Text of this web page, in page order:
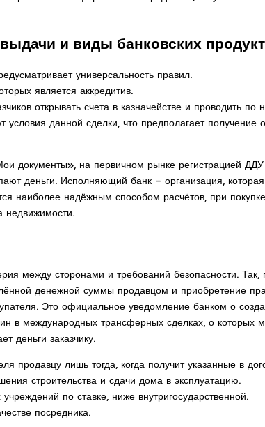
и виды банковских
универсальность правил.
является аккредитив.
открывать счета в казначействе и проводить по
условия данной сделки, что предполагает
документы», на первичном рынке регистрацией
деньги. Исполняющий банк – организация,
наиболее надёжным способом расчётов, при
недвижимости.
между сторонами и требований безопасности.
денежной суммы продавцом и приобретение
Это официальное уведомление банком о
в международных трансферных сделках, о которых
деньги заказчику.
продавцу лишь тогда, когда получит указанные в
строительства и сдачи дома в эксплуатацию.
по ставке, ниже внутригосударственной.
посредника.